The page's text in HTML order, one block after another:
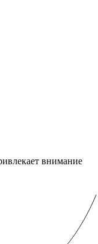
внимание